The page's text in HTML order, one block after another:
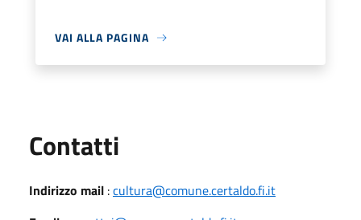
VAI ALLA PAGINA
Contatti
Indirizzo mail :cultura@comune.certaldo.fi.it